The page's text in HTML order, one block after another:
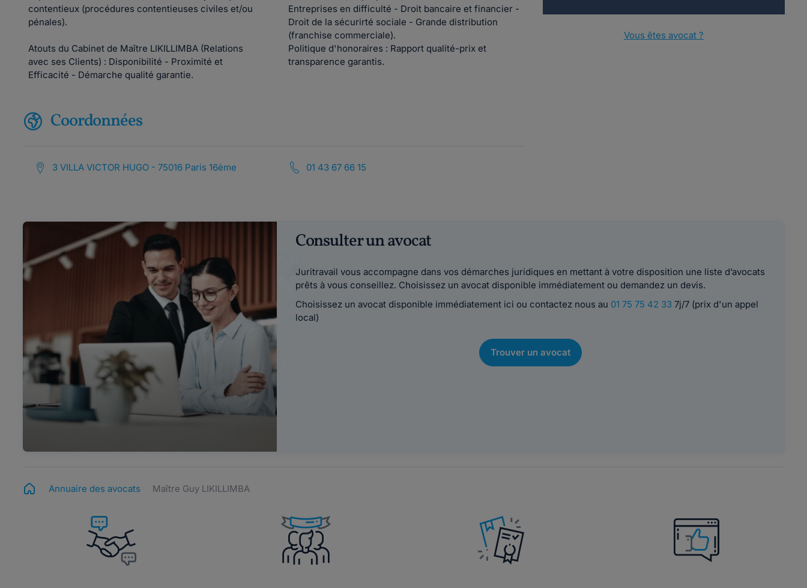
contentieux (procédures contentieuses civiles et/ou
pénales).
Entreprises en difficulté - Droit bancaire et financier -
Droit de la sécurirté sociale - Grande distribution
(franchise commerciale).
Atouts du Cabinet de Maître LIKILLIMBA (Relations
avec ses Clients) : Disponibilité - Proximité et
Efficacité - Démarche qualité garantie.
Politique d'honoraires : Rapport qualité-prix et
transparence garantis.
Coordonnées
3 VILLA VICTOR HUGO - 75016 Paris 16ème 01 43 67 66 15
Vous êtes avocat ?
Consulter un avocat
Juritravail vous accompagne dans vos démarches juridiques en mettant à votre disposition une liste d’avocats
prêts à vous conseillez. Choisissez un avocat disponible immédiatement ou demandez un devis.
Choisissez un avocat disponible immédiatement ici ou contactez nous au 01 75 75 42 337j/7 (prix d'un appel
local)
Trouver un avocat
Annuaire des avocats Maître Guy LIKILLIMBA